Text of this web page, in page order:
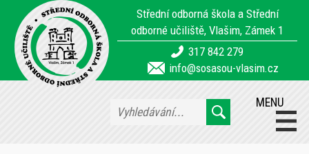
Střední odborná škola a Střední
odborné učiliště, Vlašim, Zámek 1
317 842 279
info@sosasou-vlasim.cz
MENU